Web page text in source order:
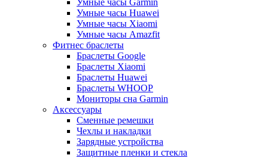
Умные часы Garmin
Умные часы Huawei
Умные часы Xiaomi
Умные часы Amazfit
Фитнес браслеты
Браслеты Google
Браслеты Xiaomi
Браслеты Huawei
Браслеты WHOOP
Мониторы сна Garmin
Аксессуары
Сменные ремешки
Чехлы и накладки
Зарядные устройства
Защитные пленки и стекла